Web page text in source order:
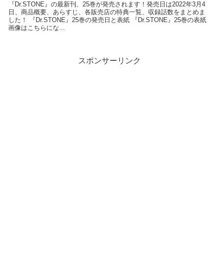
『Dr.STONE』の最新刊、25巻が発売されます！発売日は2022年3月4
日、商品概要、あらすじ、各販売店の特典一覧、収録話数をまとめま
した！ 『Dr.STONE』25巻の発売日と表紙 『Dr.STONE』25巻の表紙
画像はこちらにな...
スポンサーリンク